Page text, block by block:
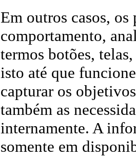
Em outros casos,
comportamento,
termos botões,
isto até que
capturar os
também as
internamente. A
somente em